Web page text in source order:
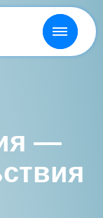
—